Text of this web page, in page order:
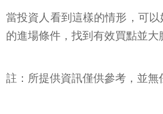
當投資人看到這樣的情形，可
的進場條件，找到有效買點並大
註：所提供資訊僅供參考，並無